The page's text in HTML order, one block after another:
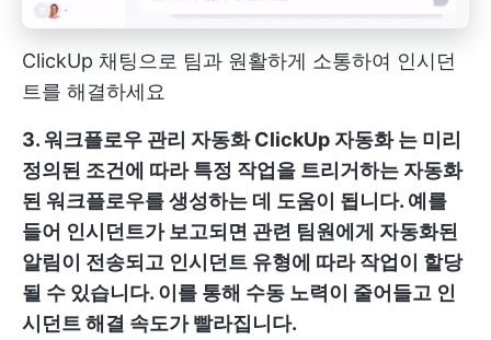
ClickUp 채팅으로 팀과 원활하게 소통하여 인시던
트를 해결하세요
3. 워크플로우 관리 자동화ClickUp 자동화는 미리
정의된 조건에 따라 특정 작업을 트리거하는 자동화
된 워크플로우를 생성하는 데 도움이 됩니다. 예를
들어 인시던트가 보고되면 관련 팀원에게 자동화된
알림이 전송되고 인시던트 유형에 따라 작업이 할당
될 수 있습니다. 이를 통해 수동 노력이 줄어들고 인
시던트 해결 속도가 빨라집니다.